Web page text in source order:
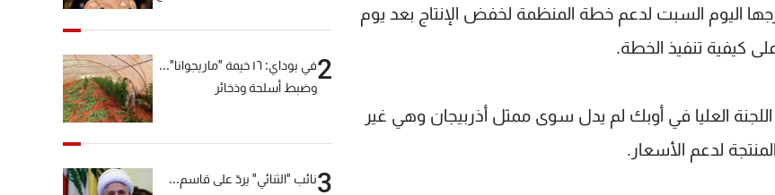
اليوم السبت لدعم خطة المنظمة لخفض الإنتاج بعد يوم
كيفية تنفيذ الخطة.
العليا في أوبك لم يدل سوى ممثل أذربيجان وهي غير
لدعم الأسعار.
2
في بوداي: ١٦ خيمة "ماريجوانا"...
وضبط أسلحة وذخائر
3نائب "الثنائي" يردّ على قاسم...